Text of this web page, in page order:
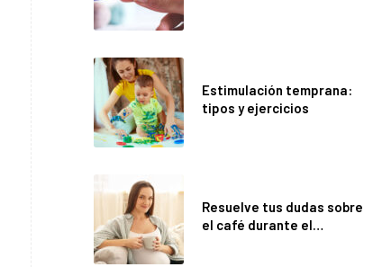
Estimulación temprana:
tipos y ejercicios
Resuelve tus dudas sobre
el café durante el